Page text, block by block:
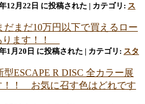
12月22日 に投稿された カテゴリ: ス
だまだ10万円以下で買えるロー
ります！！
1月20日 に投稿された カテゴリ: スタ
型ESCAPE R DISC 全カラー展
！！ お気に召す色はどれです